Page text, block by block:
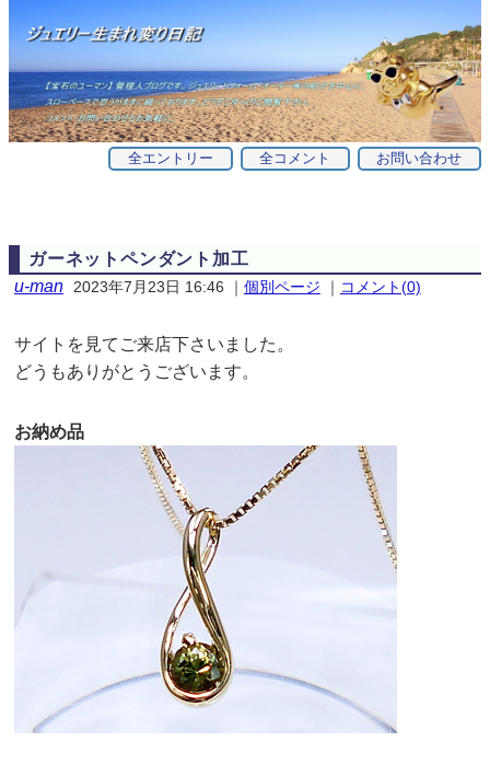
お問い合わせ
全コメント
全エントリー
ガーネットペンダント加工
u-man 2023年7月23日 16:46 ｜ 個別ページ ｜ コメント(0)
サイトを見てご来店下さいました。
どうもありがとうございます。
お納め品